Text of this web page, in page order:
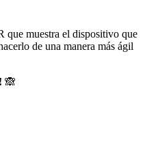
que muestra el dispositivo que
de una manera más ágil
🙈